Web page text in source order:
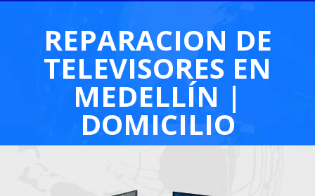
REPARACION DE
TELEVISORES EN
MEDELLÍN |
DOMICILIO